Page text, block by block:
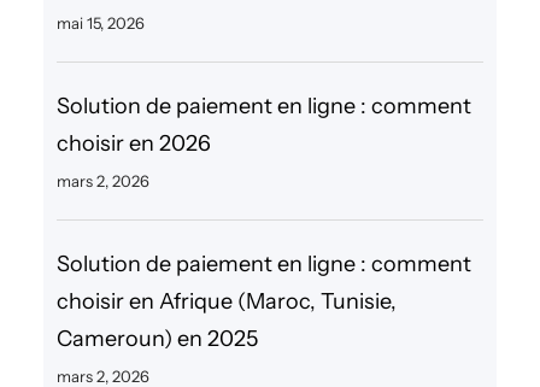
mai 15, 2026
Solution de paiement en ligne : comment
choisir en 2026
mars 2, 2026
Solution de paiement en ligne : comment
choisir en Afrique (Maroc, Tunisie,
Cameroun) en 2025
mars 2, 2026